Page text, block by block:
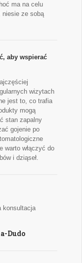
ma na celu
niesie ze sobą
aby wspierać
wizytach
jest to, co trafia
mogą
stan zapalny
gojenie po
warto włączyć do
i dziąseł.
konsultacja
Dudo